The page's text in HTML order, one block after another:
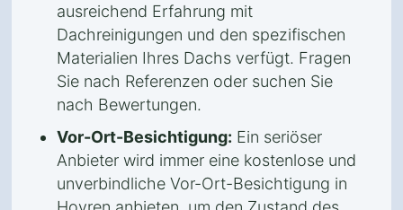
ausreichend Erfahrung mit
Dachreinigungen und den spezifischen
Materialien Ihres Dachs verfügt. Fragen
Sie nach Referenzen oder suchen Sie
nach Bewertungen.
Vor-Ort-Besichtigung: Ein seriöser
Anbieter wird immer eine kostenlose und
unverbindliche Vor-Ort-Besichtigung in